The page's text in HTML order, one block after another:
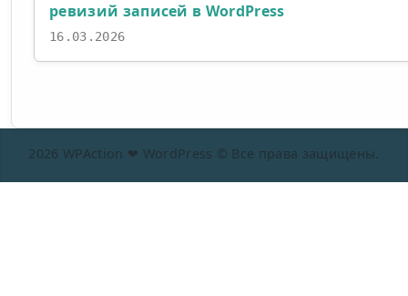
ревизий записей в WordPress
16.03.2026
2026 WPAction ❤ WordPress © Все права защищены.